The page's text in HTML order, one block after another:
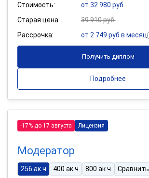
Стоимость:
от 32 980 руб.
Старая цена:
39 910 руб.
Рассрочка:
от 2 749 руб в месяц
Получить диплом
Подробнее
-17% до 17 августа Лицензия
Модератор
256 ак.ч 400 ак.ч 800 ак.ч Сравнить